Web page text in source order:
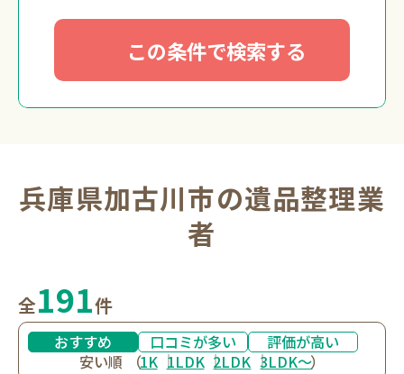
この条件で検索する
兵庫県加古川市の遺品整理業
者
全191件
おすすめ 口コミが多い
評価が高い
安い順
（1K 1LDK 2LDK 3LDK〜）